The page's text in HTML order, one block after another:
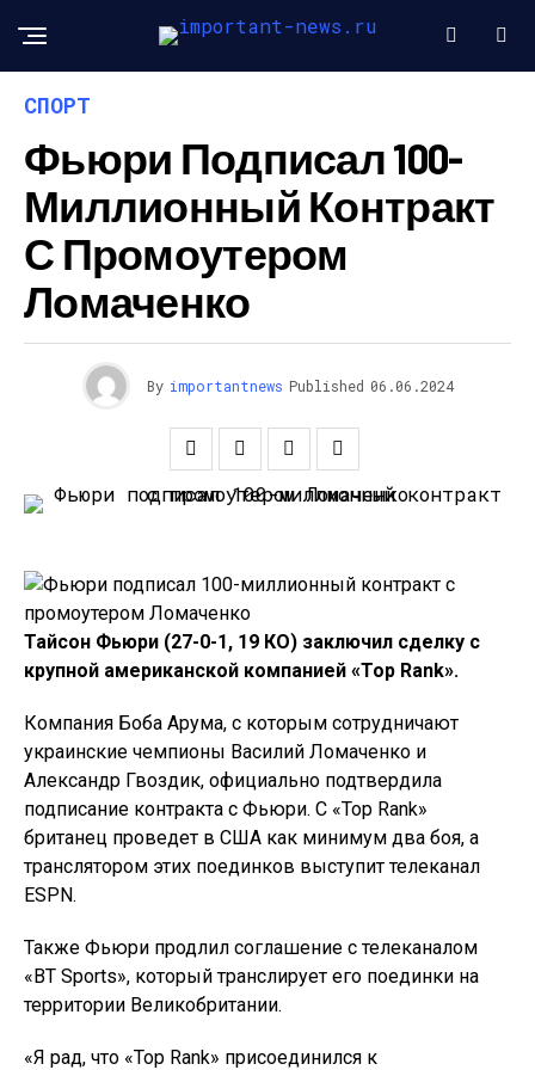
СПОРТ
Фьюри Подписал 100-
Миллионный Контракт
С Промоутером
Ломаченко
By importantnews Published 06.06.2024
Тайсон Фьюри (27-0-1, 19 КО) заключил сделку с
крупной американской компанией «Top Rank».
Компания Боба Арума, с которым сотрудничают
украинские чемпионы Василий Ломаченко и
Александр Гвоздик, официально подтвердила
подписание контракта с Фьюри. С «Top Rank»
британец проведет в США как минимум два боя, а
транслятором этих поединков выступит телеканал
ESPN.
Также Фьюри продлил соглашение с телеканалом
«BT Sports», который транслирует его поединки на
территории Великобритании.
«Я рад, что «Top Rank» присоединился к